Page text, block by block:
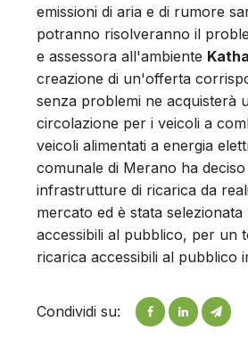
emissioni di aria e di rumore
potranno risolveranno il
e assessora all'ambiente
creazione di un'offerta
senza problemi ne acquisterà
circolazione per i veicoli a
veicoli alimentati a energia
comunale di Merano ha
infrastrutture di ricarica da
mercato ed è stata
accessibili al pubblico, per un
ricarica accessibili al pubblico
Condividi su: